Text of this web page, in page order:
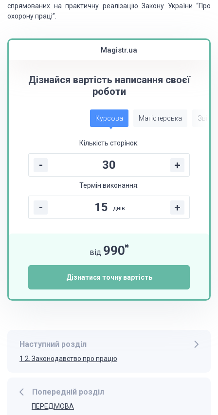
спрямованих на практичну реалізацію Закону України “Про
охорону праці”.
Magistr.ua
Дізнайся вартість написання своєї
роботи
Курсова Магістерська Звіт
Кількість сторінок:
- +
Термін виконання:
- днів +
від 990₴
Дізнатися точну вартість
Попередній розділ
ПЕРЕДМОВА
Наступний розділ
1.2. Законодавство про працю